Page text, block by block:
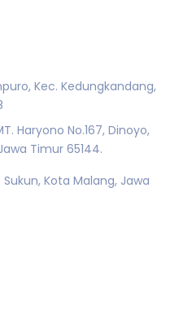
Kec. Kedungkandang,
Haryono No.167, Dinoyo,
Timur 65144.
Sukun, Kota Malang, Jawa